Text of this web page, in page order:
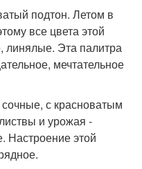
подтон. Летом в
все цвета этой
линялые. Эта палитра
мечтательное
с красноватым
и урожая -
Настроение этой